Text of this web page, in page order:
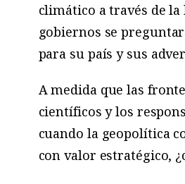
climático a través de
gobiernos se
para su país y sus
A medida que las
científicos y los
cuando la geopolítica
con valor estratégico,